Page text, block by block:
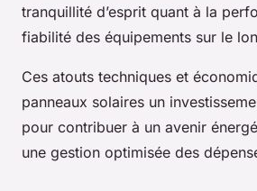
tranquillité d’esprit quant à la
fiabilité des équipements sur le
Ces atouts techniques et
panneaux solaires un
pour contribuer à un avenir
une gestion optimisée des